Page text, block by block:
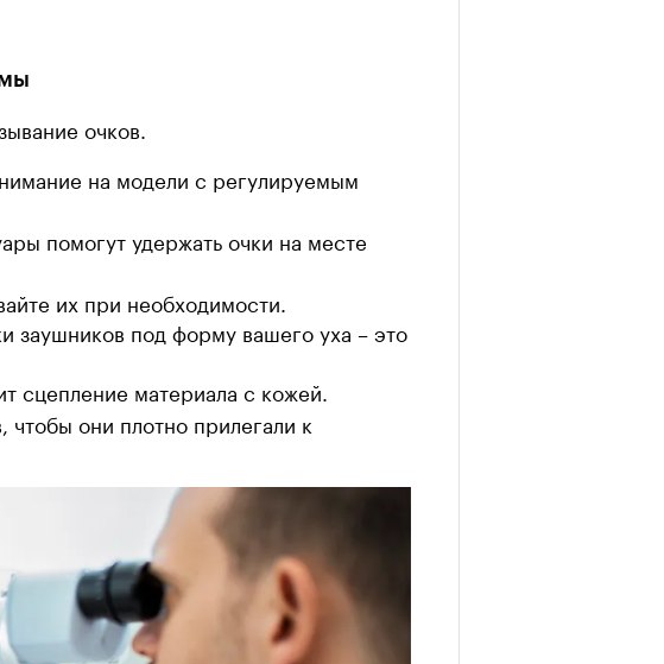
очков.
на модели с регулируемым
помогут удержать очки на месте
их при необходимости.
заушников под форму вашего уха – это
сцепление материала с кожей.
они плотно прилегали к